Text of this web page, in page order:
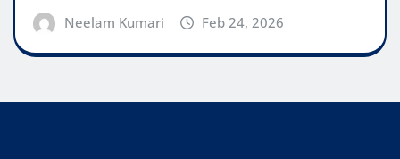
Neelam Kumari Feb 24, 2026